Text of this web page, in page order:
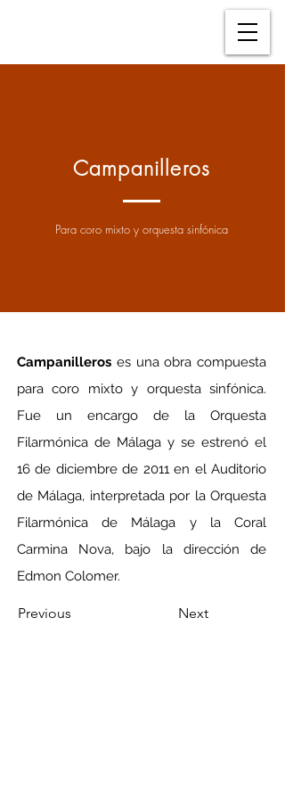
Campanilleros
Para coro mixto y orquesta sinfónica
Campanilleros es una obra compuesta
para coro mixto y orquesta sinfónica.
Fue un encargo de la Orquesta
Filarmónica de Málaga y se estrenó el
16 de diciembre de 2011 en el Auditorio
de Málaga, interpretada por la Orquesta
Filarmónica de Málaga y la Coral
Carmina Nova, bajo la dirección de
Edmon Colomer.
Previous Next